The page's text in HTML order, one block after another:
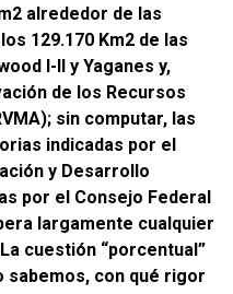
alrededor de las
129.170 Km2 de las
I-II y Yaganes y,
de los Recursos
sin computar, las
indicadas por el
y Desarrollo
por el Consejo Federal
largamente cualquier
cuestión “porcentual”
sabemos, con qué rigor